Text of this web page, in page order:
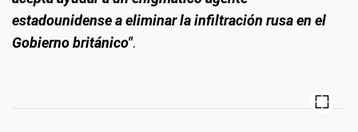
estadounidense a eliminar la infiltración rusa en el
Gobierno británico".